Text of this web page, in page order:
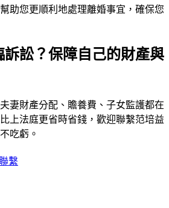
助您更順利地處理離婚事宜，確保您
訴訟？保障自己的財產與
妻財產分配、贍養費、子女監護都在
上法庭更省時省錢，歡迎聯繫范培益
吃虧。
繫